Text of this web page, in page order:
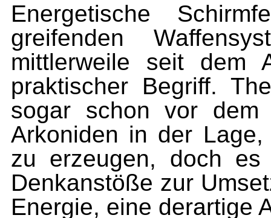
Energetische
greifenden
mittlerweile seit dem
praktischer Begriff.
sogar schon vor dem
Arkoniden in der Lage,
zu erzeugen, doch es
Denkanstöße zur
Energie, eine derartige